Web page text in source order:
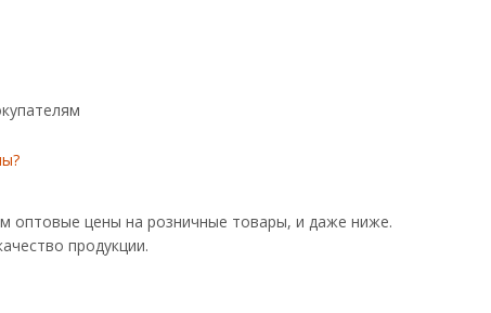
оптовые цены на розничные товары, и даже ниже.
продукции.